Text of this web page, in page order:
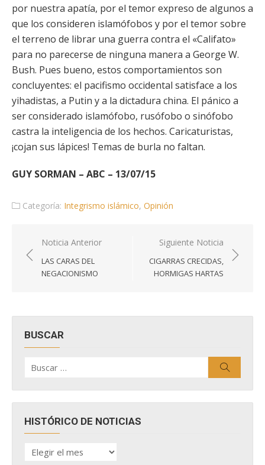
por nuestra apatía, por el temor expreso de algunos a
que los consideren islamófobos y por el temor sobre
el terreno de librar una guerra contra el «Califato»
para no parecerse de ninguna manera a George W.
Bush. Pues bueno, estos comportamientos son
concluyentes: el pacifismo occidental satisface a los
yihadistas, a Putin y a la dictadura china. El pánico a
ser considerado islamófobo, rusófobo o sinófobo
castra la inteligencia de los hechos. Caricaturistas,
¡cojan sus lápices! Temas de burla no faltan.
GUY SORMAN – ABC – 13/07/15
Categoría: Integrismo islámico, Opinión
Navegación
de
entradas
Noticia Anterior
LAS CARAS DEL
NEGACIONISMO
Siguiente Noticia
CIGARRAS CRECIDAS,
HORMIGAS HARTAS
BUSCAR
por:
HISTÓRICO DE NOTICIAS
HISTÓRICO
DE